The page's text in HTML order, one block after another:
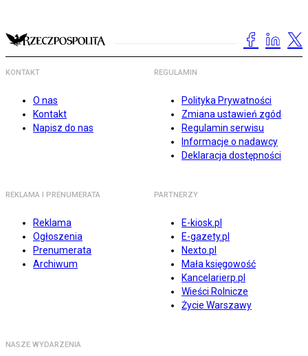
KONTAKT
O nas
Kontakt
Napisz do nas
REGULAMIN
Polityka Prywatności
Zmiana ustawień zgód
Regulamin serwisu
Informacje o nadawcy
Deklaracja dostępności
REKLAMA I PRENUMERATA
Reklama
Ogłoszenia
Prenumerata
Archiwum
PARTNERZY
E-kiosk.pl
E-gazety.pl
Nexto.pl
Mała księgowość
Kancelarierp.pl
Wieści Rolnicze
Życie Warszawy
NASZE WYDARZENIA